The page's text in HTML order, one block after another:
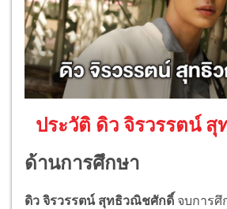
ประวัติ ดิว จิรวรรตน์
ด้านการศึกษา
ดิว จิรวรรตน์ สุทธิวณิชศักดิ์ จบการศึ